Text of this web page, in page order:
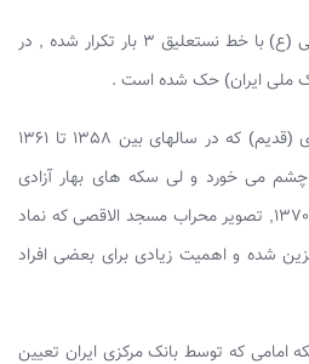
در یک طرف سکه نام حضرت علی (ع) با خط نستعلیق 3 بار تکرار شده , در
بر روی دیگر سکه های بهار آزادی (قدیم) که در سالهای بین 1358 تا 1361
می خورد و لی سکه های بهار آزادی
(قدیم) که در سال های 1361 تا 1370, تصویر محراب مسجد الاقصی که نماد
شده و اهمیت زیادی برای بعضی افراد
امامی که توسط بانک مرکزی ایران تعیین